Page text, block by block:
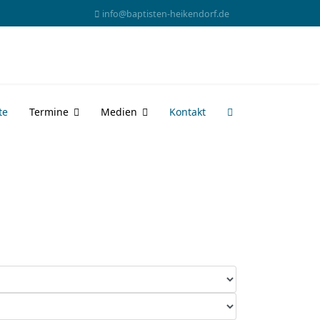
info@baptisten-heikendorf.de
Termine Medien Kontakt